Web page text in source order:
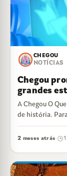
CHEGOU
NOTÍCIAS
Chegou
grandes
A Chegou O
de história.
2 meses atrás